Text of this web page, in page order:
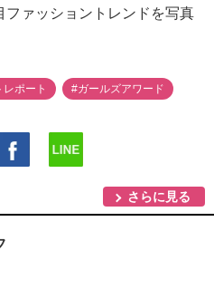
ファッショントレンドを写真
ポート #ガールズアワード
さらに見る